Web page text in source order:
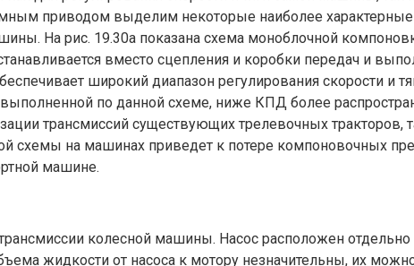
приводом выделим некоторые наиболее характерные
На рис. 19.30а показана схема моноблочной
вместо сцепления и коробки передач и
широкий диапазон регулирования скорости и
по данной схеме, ниже КПД более
трансмиссий существующих трелевочных тракторов,
схемы на машинах приведет к потере компоновочных
машине.
колесной машины. Насос расположен
жидкости от насоса к мотору незначительны, их